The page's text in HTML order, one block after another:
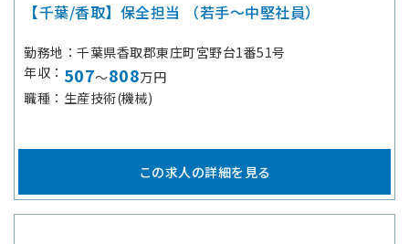
【千葉/香取】保全担当 （若手～中堅社員）
勤務地
千葉県香取郡東庄町宮野台1番51号
年収
507～808万円
職種
生産技術(機械)
この求人の詳細を見る